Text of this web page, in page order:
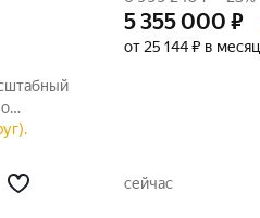
5 355 000 ₽
от 25 144 ₽ в месяц
сейчас